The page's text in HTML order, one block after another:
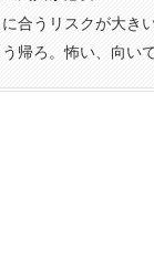
合うリスクが大き
帰ろ。怖い、向いて